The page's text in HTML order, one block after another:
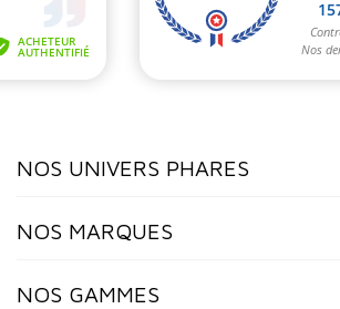
NOS UNIVERS PHARES
NOS MARQUES
NOS GAMMES